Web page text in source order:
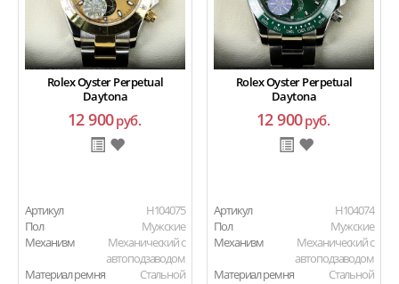
Rolex Oyster Perpetual
Daytona
12 900руб.
Артикул
H104075
Пол
Мужские
Механизм
Механический с
автоподзаводом
Материал ремня
Стальной
Rolex Oyster Perpetual
Daytona
12 900руб.
Артикул
H104074
Пол
Мужские
Механизм
Механический с
автоподзаводом
Материал ремня
Стальной